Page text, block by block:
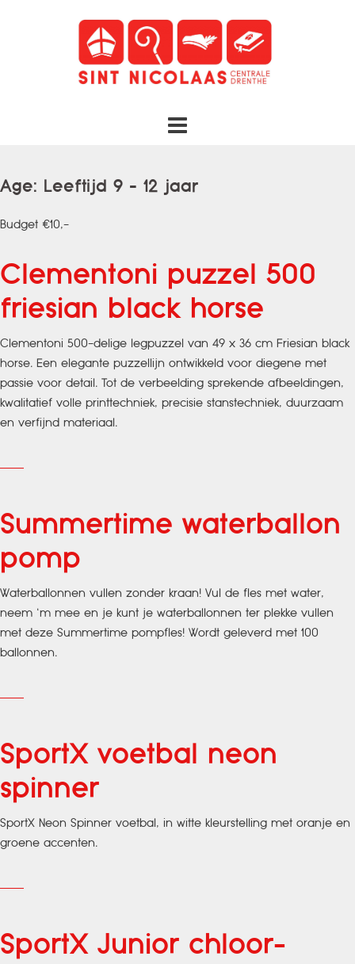
Age: Leeftijd 9 - 12 jaar
Budget €10,-
Clementoni puzzel 500
friesian black horse
Clementoni 500-delige legpuzzel van 49 x 36 cm Friesian black
horse. Een elegante puzzellijn ontwikkeld voor diegene met
passie voor detail. Tot de verbeelding sprekende afbeeldingen,
kwalitatief volle printtechniek, precisie stanstechniek, duurzaam
en verfijnd materiaal.
Summertime waterballon
pomp
Waterballonnen vullen zonder kraan! Vul de fles met water,
neem ‘m mee en je kunt je waterballonnen ter plekke vullen
met deze Summertime pompfles! Wordt geleverd met 100
ballonnen.
SportX voetbal neon
spinner
SportX Neon Spinner voetbal, in witte kleurstelling met oranje en
groene accenten.
SportX Junior chloor-